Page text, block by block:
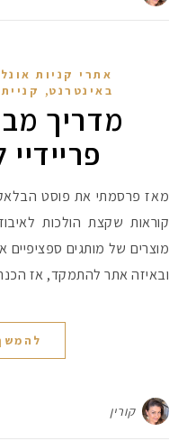
אתרי קניות
באינטרנט,
מדריך
מאז פרסמתי את פוסט הבלאק פריידיי אני מקבלת המון פניות של
קוראות שקצת הולכות
מוצרים של מותגים
ובאיזה אתר להתמקד, אז
קורין